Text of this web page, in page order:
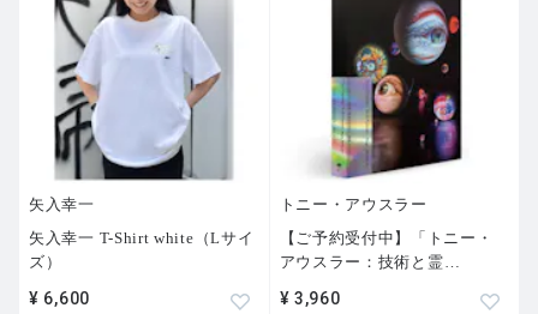
矢入幸一
矢入幸一 T-Shirt white（Lサイ
ズ）
¥ 6,600
トニー・アウスラー
【ご予約受付中】「トニー・
アウスラー：技術と霊
¥ 3,960